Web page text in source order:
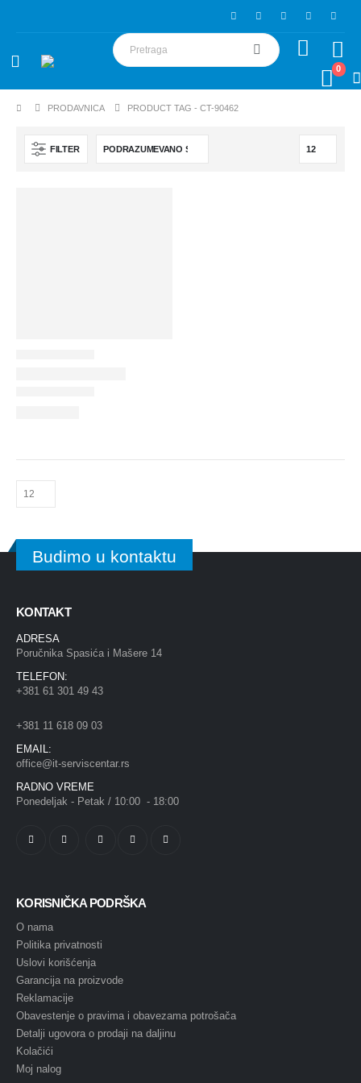
0
PRODAVNICA PRODUCT TAG -CT-90462
FILTER
Budimo u kontaktu
KONTAKT
ADRESA
Poručnika Spasića i Mašere 14
TELEFON:
+381 61 301 49 43
+381 11 618 09 03
EMAIL:
office@it-serviscentar.rs
RADNO VREME
Ponedeljak - Petak / 10:00 - 18:00
KORISNIČKA PODRŠKA
O nama
Politika privatnosti
Uslovi korišćenja
Garancija na proizvode
Reklamacije
Obavestenje o pravima i obavezama potrošača
Detalji ugovora o prodaji na daljinu
Kolačići
Moj nalog